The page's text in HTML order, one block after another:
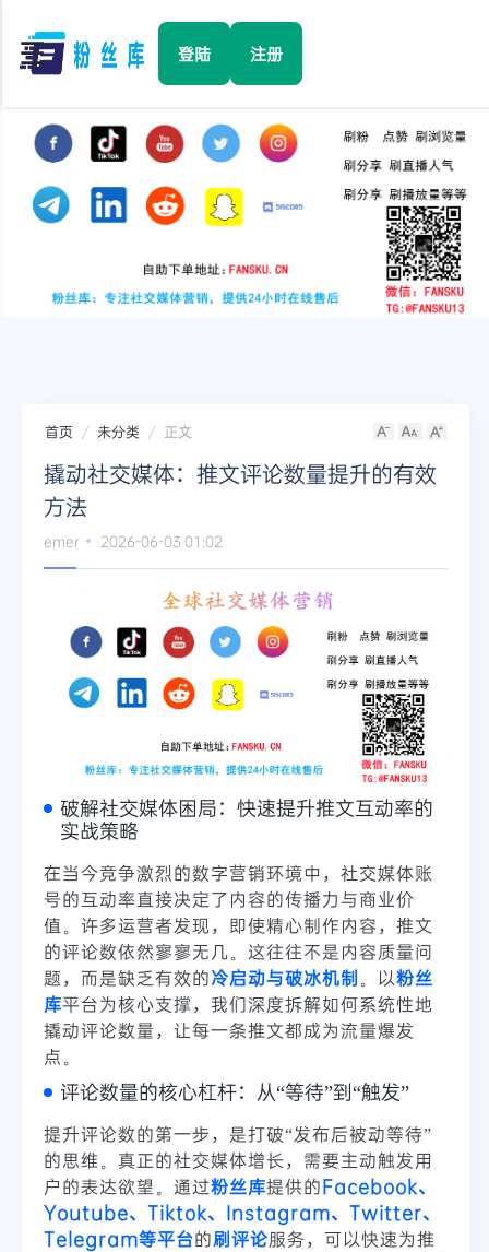
☰ 登陆 注册
Facebook
TikTok
YouTube
Twitter
首页 未分类 正文
撬动社交媒体：推文评论数量提升的有效
方法
emer 2026-06-03 01:02
破解社交媒体困局：快速提升推文互动率的
实战策略
在当今竞争激烈的数字营销环境中，社交媒体账
号的互动率直接决定了内容的传播力与商业价
值。许多运营者发现，即使精心制作内容，推文
的评论数依然寥寥无几。这往往不是内容质量问
题，而是缺乏有效的冷启动与破冰机制 。以粉丝
库平台为核心支撑，我们深度拆解如何系统性地
撬动评论数量，让每一条推文都成为流量爆发
点。
评论数量的核心杠杆：从“等待”到“触发”
提升评论数的第一步，是打破“发布后被动等待”
的思维。真正的社交媒体增长，需要主动触发用
户的表达欲望。通过粉丝库提供的Facebook、
Youtube、Tiktok、Instagram、Twitter、
Telegram等平台的刷评论服务，可以快速为推